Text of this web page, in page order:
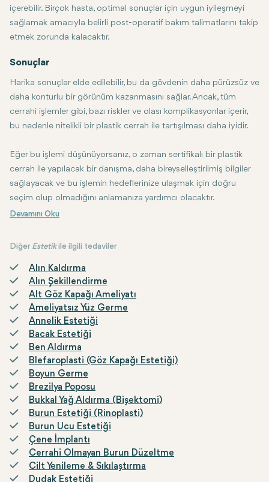
içerebilir. Birçok hasta, optimal sonuçlar için uygun iyileşmeyi
sağlamak amacıyla belirli post-operatif bakım talimatlarını takip
etmek zorunda kalacaktır.
Sonuçlar
Harika sonuçlar elde edilebilir, bu da gövdenin daha pürüzsüz ve
daha konturlu bir görünüm kazanmasını sağlar. Ancak, tüm
cerrahi işlemler gibi, bazı riskler ve olası komplikasyonlar içerir,
bu nedenle nitelikli bir plastik cerrah ile tartışılması daha iyidir.
Eğer bu işlemi düşünüyorsanız, o zaman sertifikalı bir plastik
cerrah ile yapılacak bir danışma, daha bireyselleştirilmiş bilgiler
sağlayacak ve bu işlemin hedeflerinize ulaşmak için doğru
seçim olup olmadığını anlamanıza yardımcı olacaktır.
Diğer Estetikile ilgili tedaviler
Alın Kaldırma
Alın Şekillendirme
Alt Göz Kapağı Ameliyatı
Ameliyatsız Yüz Germe
Annelik Estetiği
Bacak Estetiği
Ben Aldırma
Blefaroplasti (Göz Kapağı Estetiği)
Boyun Germe
Brezilya Poposu
Bukkal Yağ Aldırma (Bişektomi)
Burun Estetiği (Rinoplasti)
Burun Ucu Estetiği
Çene İmplantı
Cerrahi Olmayan Burun Düzeltme
Cilt Yenileme & Sıkılaştırma
Dudak Estetiği